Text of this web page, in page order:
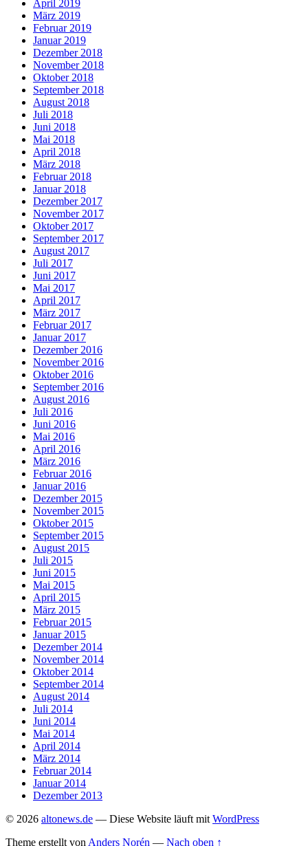
April 2019
März 2019
Februar 2019
Januar 2019
Dezember 2018
November 2018
Oktober 2018
September 2018
August 2018
Juli 2018
Juni 2018
Mai 2018
April 2018
März 2018
Februar 2018
Januar 2018
Dezember 2017
November 2017
Oktober 2017
September 2017
August 2017
Juli 2017
Juni 2017
Mai 2017
April 2017
März 2017
Februar 2017
Januar 2017
Dezember 2016
November 2016
Oktober 2016
September 2016
August 2016
Juli 2016
Juni 2016
Mai 2016
April 2016
März 2016
Februar 2016
Januar 2016
Dezember 2015
November 2015
Oktober 2015
September 2015
August 2015
Juli 2015
Juni 2015
Mai 2015
April 2015
März 2015
Februar 2015
Januar 2015
Dezember 2014
November 2014
Oktober 2014
September 2014
August 2014
Juli 2014
Juni 2014
Mai 2014
April 2014
März 2014
Februar 2014
Januar 2014
Dezember 2013
© 2026 altonews.de — Diese Website läuft mit WordPress
Theme erstellt von Anders Norén — Nach oben ↑